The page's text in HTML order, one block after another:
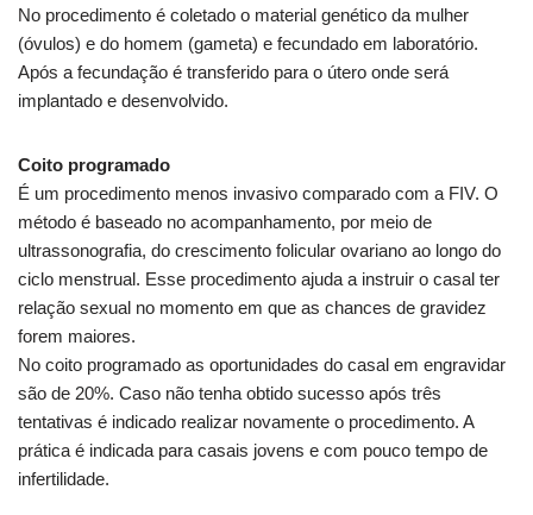
No procedimento é coletado o material genético da mulher
(óvulos) e do homem (gameta) e fecundado em laboratório.
Após a fecundação é transferido para o útero onde será
implantado e desenvolvido.
Coito programado
É um procedimento menos invasivo comparado com a FIV. O
método é baseado no acompanhamento, por meio de
ultrassonografia, do crescimento folicular ovariano ao longo do
ciclo menstrual. Esse procedimento ajuda a instruir o casal ter
relação sexual no momento em que as chances de gravidez
forem maiores.
No coito programado as oportunidades do casal em engravidar
são de 20%. Caso não tenha obtido sucesso após três
tentativas é indicado realizar novamente o procedimento. A
prática é indicada para casais jovens e com pouco tempo de
infertilidade.